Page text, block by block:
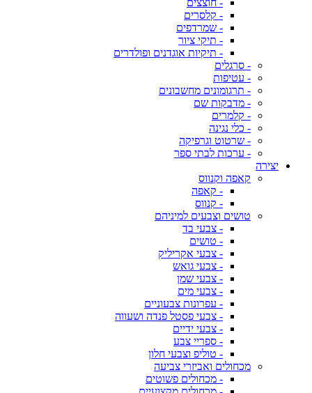
- חוצצים
- קלסרים
- שמרדפים
- תיקי ציור
- תיקיות אוגדנים ופולדרים
- סרגלים
- עטיפות
- תרגומונים מחשבונים
- מדבקות שם
- קלמרים
- כלי נגינה
- שרטוט וגרפיקה
- ערכות לבתי ספר
יצירה
קאפה וקנווס
- קאפה
- קנווס
טושים וצבעים למיניהם
- צבעי בד
- טושים
- צבעי אקריליק
- צבעי גואש
- צבעי שמן
- צבעי מים
- עפרונות צבעוניים
- צבעי פסטל פנדה ושעווה
- צבעי ידיים
- ספריי צבע
- טוליפ וצבעי חלון
מכחולים ואביזרי צביעה
- מכחולים פשוטים